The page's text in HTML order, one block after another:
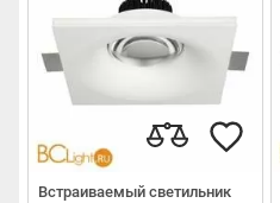
Встраиваемый светильник